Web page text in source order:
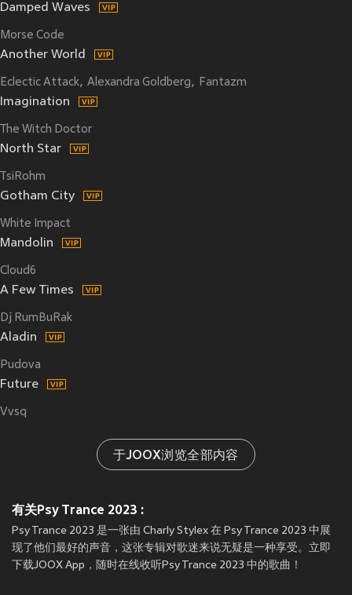
Damped Waves
Morse Code
Another World
Eclectic Attack Alexandra Goldberg Fantazm
Imagination
The Witch Doctor
North Star
TsiRohm
Gotham City
White Impact
Mandolin
Cloud6
A Few Times
Dj RumBuRak
Aladin
Pudova
Future
Vvsq
于JOOX浏览全部内容
有关Psy Trance 2023 :
Psy Trance 2023 是一张由 Charly Stylex 在 Psy Trance 2023 中展
现了他们最好的声音，这张专辑对歌迷来说无疑是一种享受。立即
下载JOOX App，随时在线收听Psy Trance 2023 中的歌曲！